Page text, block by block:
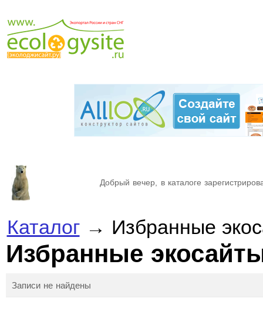
Добрый вечер, в каталоге
Каталог→ Избранные
Избранные
Записи не найдены